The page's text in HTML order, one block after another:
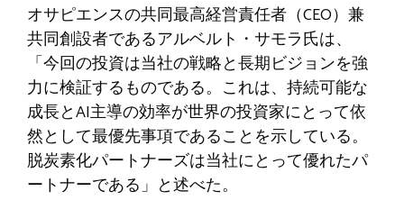
オサピエンスの共同最高経営責任者（CEO）兼
共同創設者であるアルベルト・サモラ氏は、
「今回の投資は当社の戦略と長期ビジョンを強
力に検証するものである。これは、持続可能な
成長とAI主導の効率が世界の投資家にとって依
然として最優先事項であることを示している。
脱炭素化パートナーズは当社にとって優れたパ
ートナーである」と述べた。